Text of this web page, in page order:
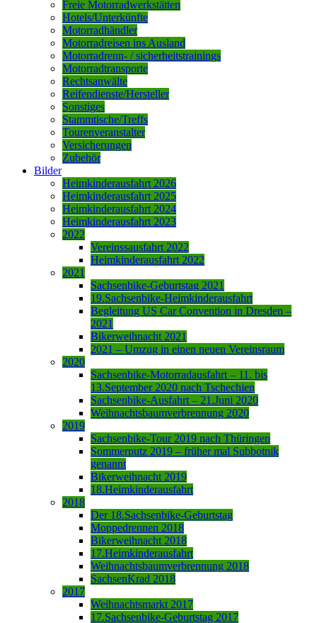
Freie Motorradwerkstätten
Hotels/Unterkünfte
Motorradhändler
Motorradreisen ins Ausland
Motorradrenn- / sicherheitstrainings
Motorradtransporte
Rechtsanwälte
Reifendienste/Hersteller
Sonstiges
Stammtische/Treffs
Tourenveranstalter
Versicherungen
Zubehör
Bilder
Heimkinderausfahrt 2026
Heimkinderausfahrt 2025
Heimkinderausfahrt 2024
Heimkinderausfahrt 2023
2022
Vereinssausfahrt 2022
Heimkinderausfahrt 2022
2021
Sachsenbike-Geburtstag 2021
19.Sachsenbike-Heimkinderausfahrt
Begleitung US Car Convention in Dresden –
2021
Bikerweihnacht 2021
2021 – Umzug in einen neuen Vereinsraum
2020
Sachsenbike-Motorradausfahrt – 11. bis
13.September 2020 nach Tschechien
Sachsenbike-Ausfahrt – 21.Juni 2020
Weihnachtsbaumverbrennung 2020
2019
Sachsenbike-Tour 2019 nach Thüringen
Sommerputz 2019 – früher mal Subbotnik
genannt
Bikerweihnacht 2019
18.Heimkinderausfahrt
2018
Der 18.Sachsenbike-Geburtstag
Moppedrennen 2018
Bikerweihnacht 2018
17.Heimkinderausfahrt
Weihnachtsbaumverbrennung 2018
SachsenKrad 2018
2017
Weihnachtsmarkt 2017
17.Sachsenbike-Geburtstag 2017